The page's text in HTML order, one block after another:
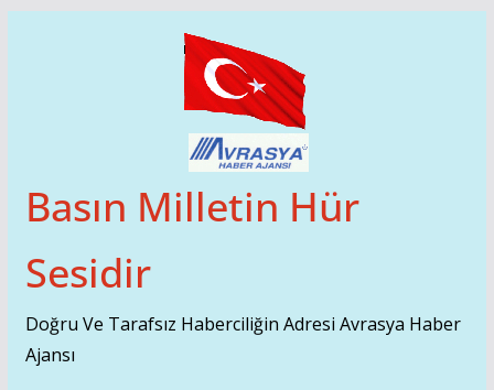
Basın Milletin Hür
Sesidir
Doğru Ve Tarafsız Haberciliğin Adresi Avrasya Haber
Ajansı